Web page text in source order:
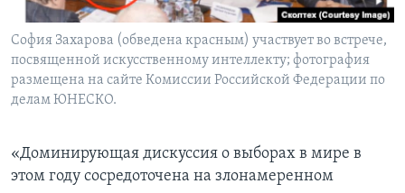
София Захарова (обведена красным) участвует во встрече,
посвященной искусственному интеллекту; фотография
размещена на сайте Комиссии Российской Федерации по
делам ЮНЕСКО.
«Доминирующая дискуссия о выборах в мире в
этом году сосредоточена на злонамеренном